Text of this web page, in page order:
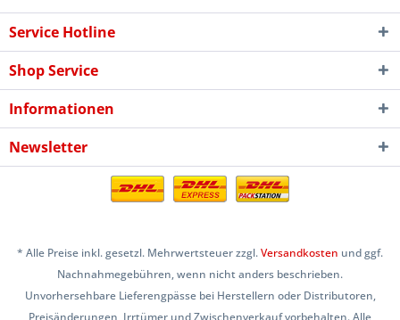
Service Hotline
Shop Service
Informationen
Newsletter
* Alle Preise inkl. gesetzl. Mehrwertsteuer zzgl.Versandkosten und ggf.
Nachnahmegebühren, wenn nicht anders beschrieben.
Unvorhersehbare Lieferengpässe bei Herstellern oder Distributoren,
Preisänderungen, Irrtümer und Zwischenverkauf vorbehalten. Alle